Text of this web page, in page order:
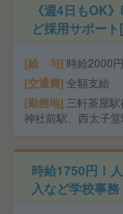
《週4日もOK
ど採用サポー
給 与 時給2000
交通費 全額支給
勤務地 三軒茶屋
神社前駅、西太子
時給1750円！
入など学校事